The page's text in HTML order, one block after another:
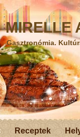
MIRELLE
Gasztronómia.
Receptek